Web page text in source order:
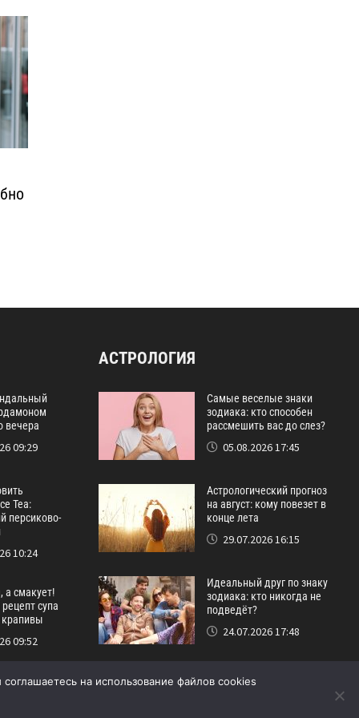
вечера
09:29
Tea:
персиково-
10:24
а смакует!
супа
09:52
АСТРОЛОГИЯ
Самые веселые знаки
зодиака: кто способен
рассмешить вас до слез?
05.08.2026 17:45
Астрологический прогноз
на август: кому повезет в
конце лета
29.07.2026 16:15
Идеальный друг по знаку
зодиака: кто никогда не
подведёт?
24.07.2026 17:48
на использование файлов cookies